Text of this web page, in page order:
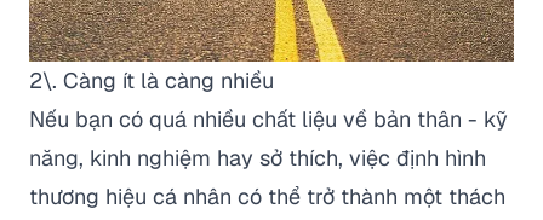
2\. Càng ít là càng nhiều
Nếu bạn có quá nhiều chất liệu về bản thân - kỹ
năng, kinh nghiệm hay sở thích, việc định hình
thương hiệu cá nhân có thể trở thành một thách